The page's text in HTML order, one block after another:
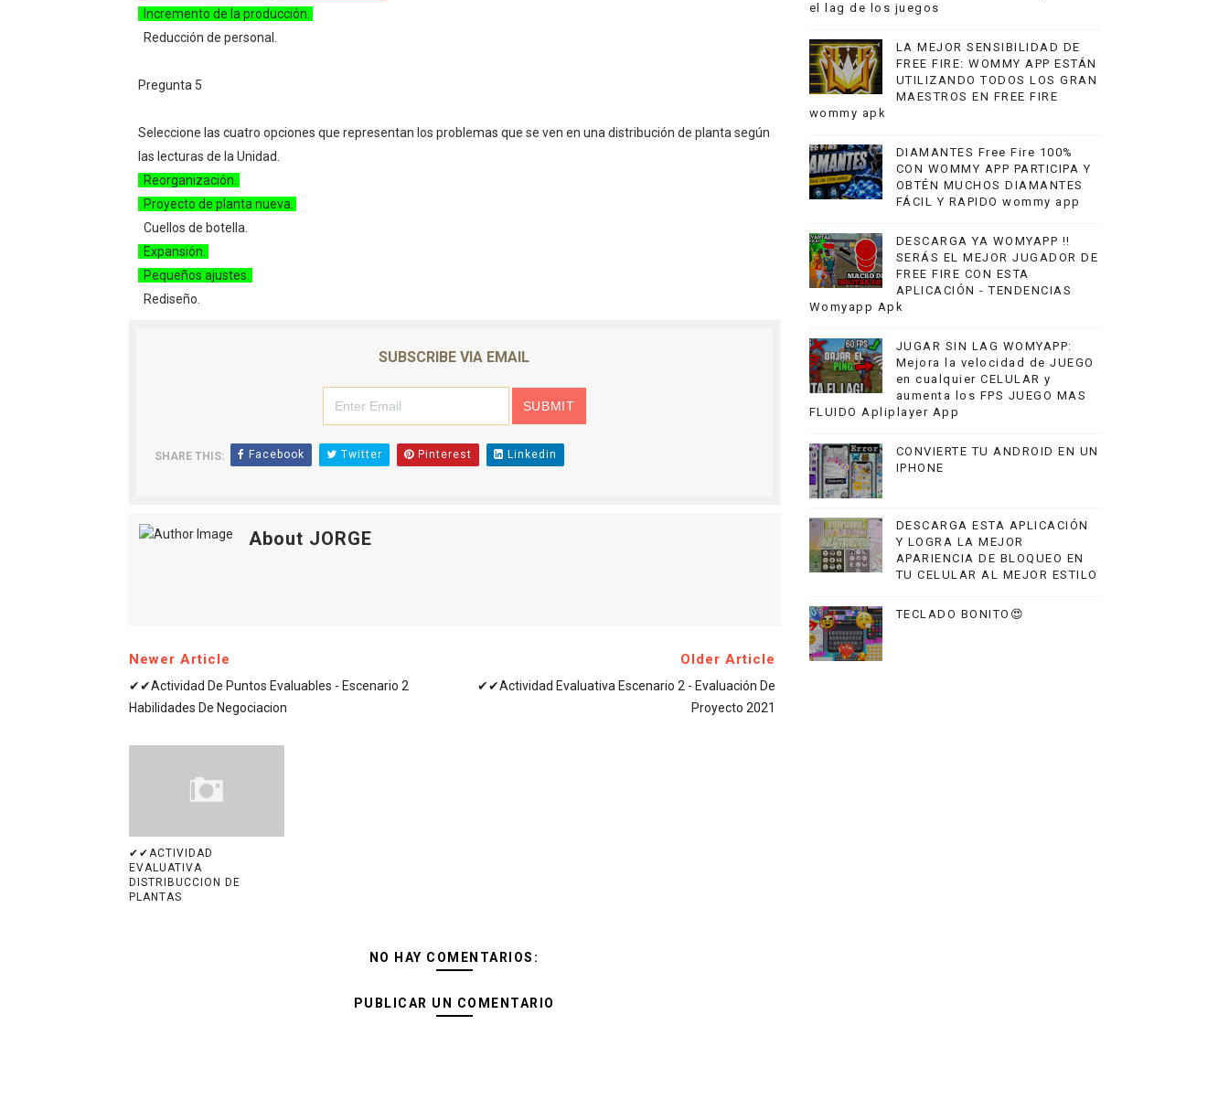
Incremento de la producción.
Reducción de personal.
Pregunta 5
Seleccione las cuatro opciones que representan los problemas que se ven en una distribución de planta según
las lecturas de la Unidad.
Reorganización.
Proyecto de planta nueva.
Cuellos de botella.
Expansión.
Pequeños ajustes.
Rediseño.
SUBSCRIBE VIA EMAIL
SHARE THIS: Facebook Twitter Pinterest Linkedin
About JORGE
Newer Article
✔✔Actividad De Puntos Evaluables - Escenario 2
Habilidades De Negociacion
Older Article
✔✔actividad Evaluativa Escenario 2 - Evaluación De
Proyecto 2021
✔✔ACTIVIDAD
EVALUATIVA
DISTRIBUCCION DE
PLANTAS
NO HAY COMENTARIOS:
PUBLICAR UN COMENTARIO
el lag de los juegos
LA MEJOR SENSIBILIDAD DE
FREE FIRE: WOMMY APP ESTÁN
UTILIZANDO TODOS LOS GRAN
MAESTROS EN FREE FIRE
wommy apk
DIAMANTES Free Fire 100%
CON WOMMY APP PARTICIPA Y
OBTÉN MUCHOS DIAMANTES
FÁCIL Y RAPIDO wommy app
DESCARGA YA WOMYAPP !!
SERÁS EL MEJOR JUGADOR DE
FREE FIRE CON ESTA
APLICACIÓN - TENDENCIAS
Womyapp Apk
JUGAR SIN LAG WOMYAPP:
Mejora la velocidad de JUEGO
en cualquier CELULAR y
aumenta los FPS JUEGO MAS
FLUIDO Apliplayer App
CONVIERTE TU ANDROID EN UN
IPHONE
DESCARGA ESTA APLICACIÓN
Y LOGRA LA MEJOR
APARIENCIA DE BLOQUEO EN
TU CELULAR AL MEJOR ESTILO
TECLADO BONITO😍